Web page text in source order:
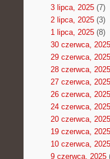
3 lipca, 2025(7)
2 lipca, 2025(3)
1 lipca, 2025(8)
30 czerwca, 2025
29 czerwca, 2025
28 czerwca, 2025
27 czerwca, 2025
26 czerwca, 2025
24 czerwca, 2025
20 czerwca, 2025
19 czerwca, 2025
10 czerwca, 2025
9 czerwca, 2025